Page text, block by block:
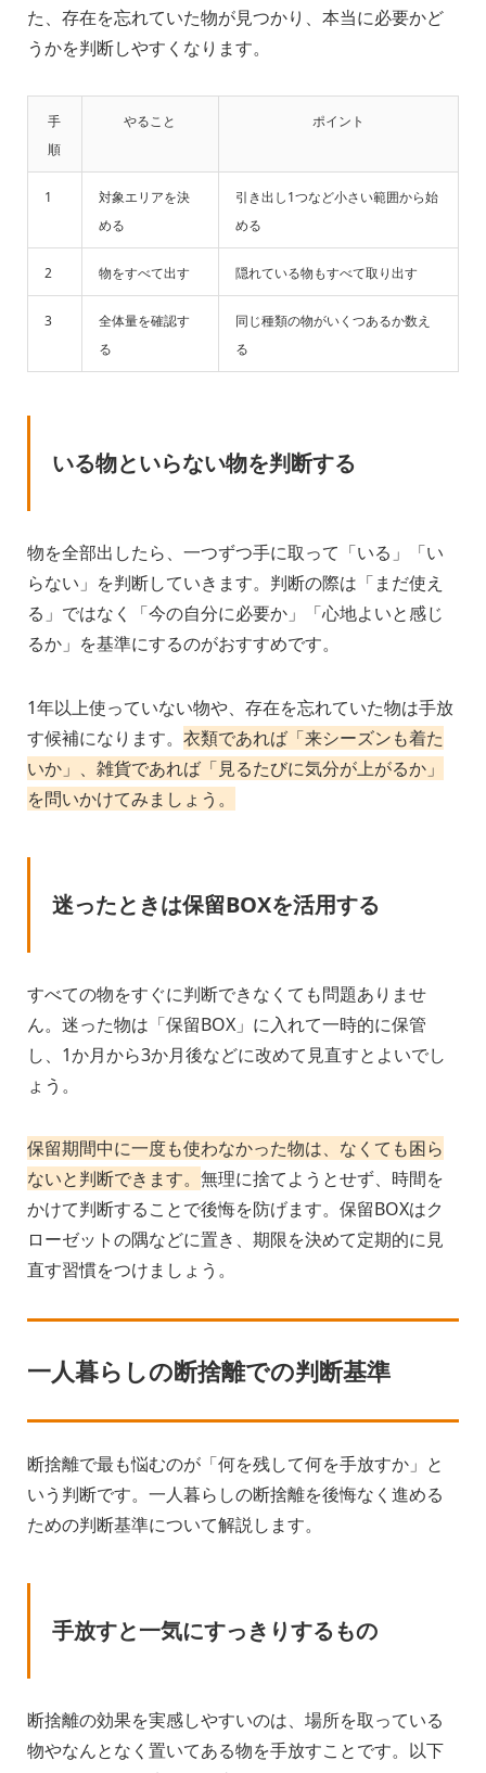
た、存在を忘れていた物が見つかり、本当に必要かど
うかを判断しやすくなります。
手
順
やること ポイント
1
対象エリアを決
める
引き出し1つなど小さい範囲から始
める
2 物をすべて出す 隠れている物もすべて取り出す
3
全体量を確認す
る
同じ種類の物がいくつあるか数え
る
いる物といらない物を判断する
物を全部出したら、一つずつ手に取って「いる」「い
らない」を判断していきます。判断の際は「まだ使え
る」ではなく「今の自分に必要か」「心地よいと感じ
るか」を基準にするのがおすすめです。
1年以上使っていない物や、存在を忘れていた物は手放
す候補になります。 衣類であれば「来シーズンも着た
いか」、雑貨であれば「見るたびに気分が上がるか」
を問いかけてみましょう。
迷ったときは保留BOXを活用する
すべての物をすぐに判断できなくても問題ありませ
ん。迷った物は「保留BOX」に入れて一時的に保管
し、1か月から3か月後などに改めて見直すとよいでし
ょう。
保留期間中に一度も使わなかった物は、なくても困ら
ないと判断できます。 無理に捨てようとせず、時間を
かけて判断することで後悔を防げます。保留BOXはク
ローゼットの隅などに置き、期限を決めて定期的に見
直す習慣をつけましょう。
一人暮らしの断捨離での判断基準
断捨離で最も悩むのが「何を残して何を手放すか」と
いう判断です。一人暮らしの断捨離を後悔なく進める
ための判断基準について解説します。
手放すと一気にすっきりするもの
断捨離の効果を実感しやすいのは、場所を取っている
物やなんとなく置いてある物を手放すことです。以下